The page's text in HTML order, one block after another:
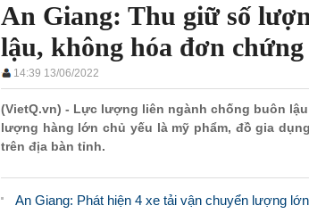
An Giang: Thu giữ số
lậu, không hóa đơn
14:39 13/06/2022
(VietQ.vn) - Lực lượng liên ngành chống buôn
lượng hàng lớn chủ yếu là mỹ phẩm, đồ gia
trên địa bàn tỉnh.
An Giang: Phát hiện 4 xe tải vận chuyển lượng